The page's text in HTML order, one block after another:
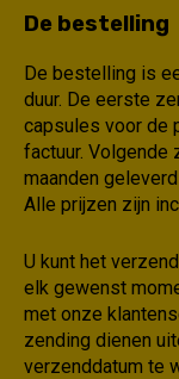
De bestelling
De bestelling is
duur. De eerste
capsules voor de
factuur. Volgende
maanden
Alle prijzen zijn
U kunt het
elk gewenst
met onze
zending dienen
verzenddatum te